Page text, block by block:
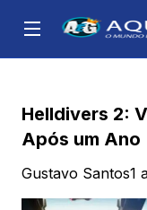
Helldivers 2:
Após um Ano
Gustavo Santos1